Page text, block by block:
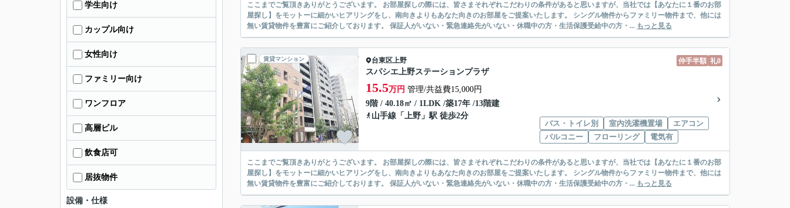
ここまでご覧頂きありがとうございます。 お部屋探しの際には、皆さまそれぞれこだわりの条件があると思いますが、当社では【あなたに１番のお部
屋探し】をモットーに細かいヒアリングをし、南向きよりもあなた向きのお部屋をご提案いたします。 シングル物件からファミリー物件まで、他には
無い賃貸物件を豊富にご紹介しております。 保証人がいない・緊急連絡先がいない・休職中の方・生活保護受給中の方・... もっと見る
賃貸マンション 仲手半額 礼0
台東区上野
スパシエ上野ステーションプラザ
15.5万円 管理/共益費15,000円
9階 / 40.18㎡ / 1LDK /築17年 /13階建
山手線 「 上野 」駅 徒歩2分
バス・トイレ別
室内洗濯機置場
エアコン
バルコニー
フローリング 電気有
ここまでご覧頂きありがとうございます。 お部屋探しの際には、皆さまそれぞれこだわりの条件があると思いますが、当社では【あなたに１番のお部
屋探し】をモットーに細かいヒアリングをし、南向きよりもあなた向きのお部屋をご提案いたします。 シングル物件からファミリー物件まで、他には
無い賃貸物件を豊富にご紹介しております。 保証人がいない・緊急連絡先がいない・休職中の方・生活保護受給中の方・... もっと見る
学生向け
カップル向け
女性向け
ファミリー向け
ワンフロア
高層ビル
飲食店可
居抜物件
設備・仕様